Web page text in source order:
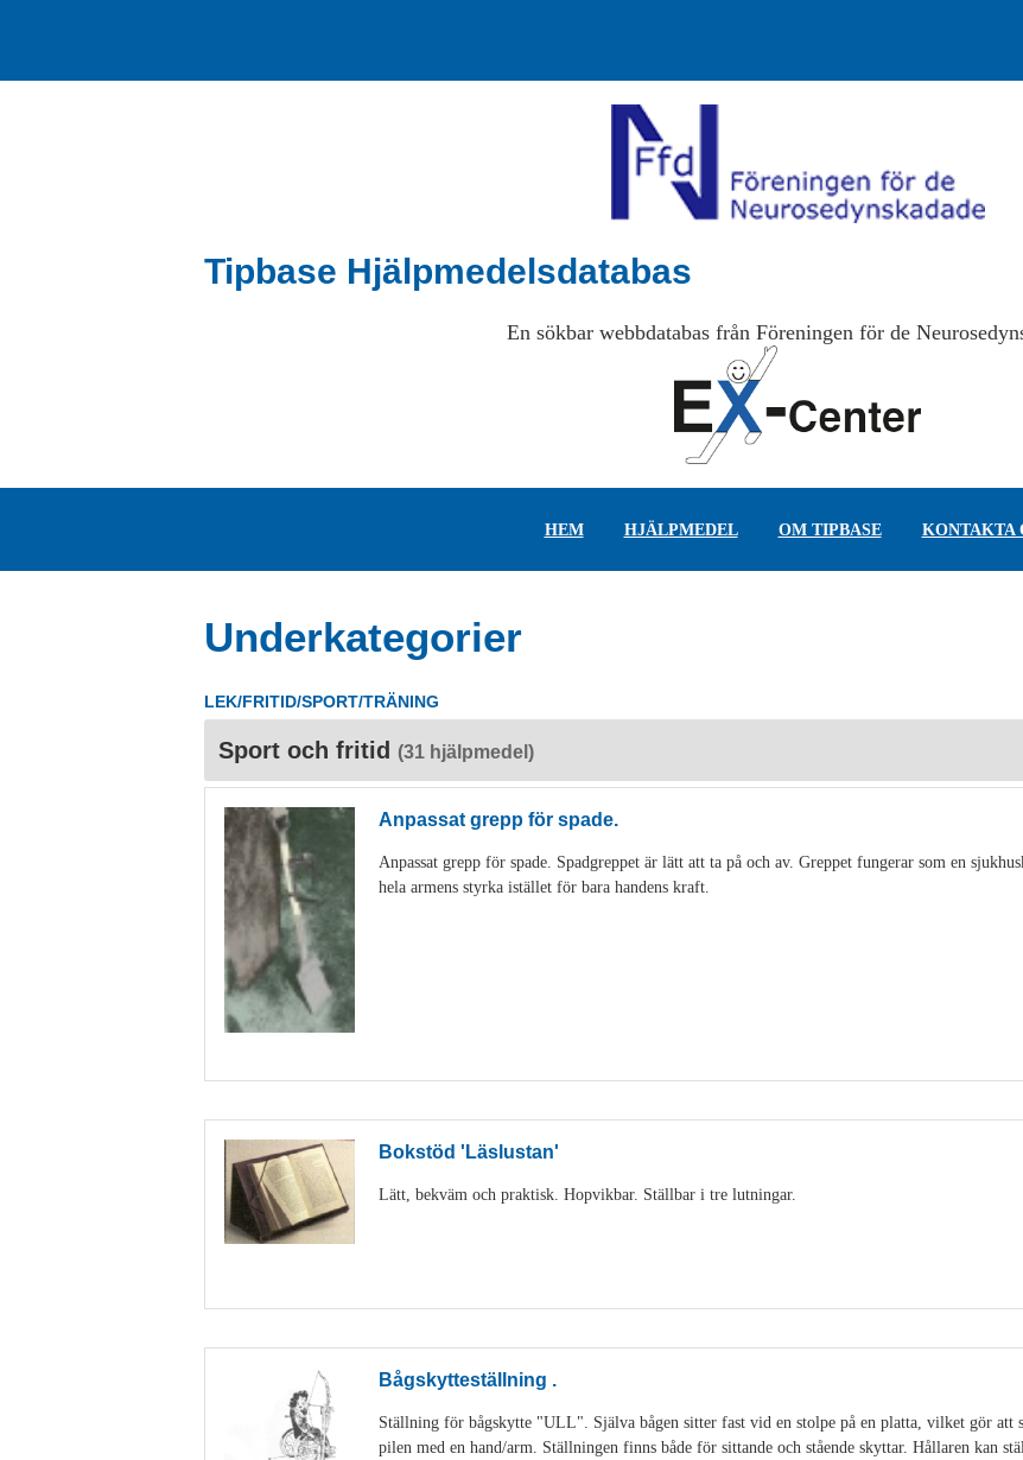
Tipbase Hjälpmedelsdatabas
En sökbar webbdatabas från Föreningen för de
HEM HJÄLPMEDEL OM TIPBASE KONTAKTA
Underkategorier
LEK/FRITID/SPORT/TRÄNING
Sport och fritid (31 hjälpmedel)
Anpassat grepp för spade.
Anpassat grepp för spade. Spadgreppet är lätt att ta på och av. Greppet fungerar som en
hela armens styrka istället för bara handens kraft.
Bokstöd 'Läslustan'
Lätt, bekväm och praktisk. Hopvikbar. Ställbar i tre lutningar.
Bågskytteställning .
Ställning för bågskytte "ULL". Själva bågen sitter fast vid en stolpe på en platta, vilket gör att
pilen med en hand/arm. Ställningen finns både för sittande och stående skyttar. Hållaren kan